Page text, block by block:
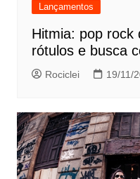
Lançamentos
Hitmia: pop rock
rótulos e busca
Rociclei 19/11/